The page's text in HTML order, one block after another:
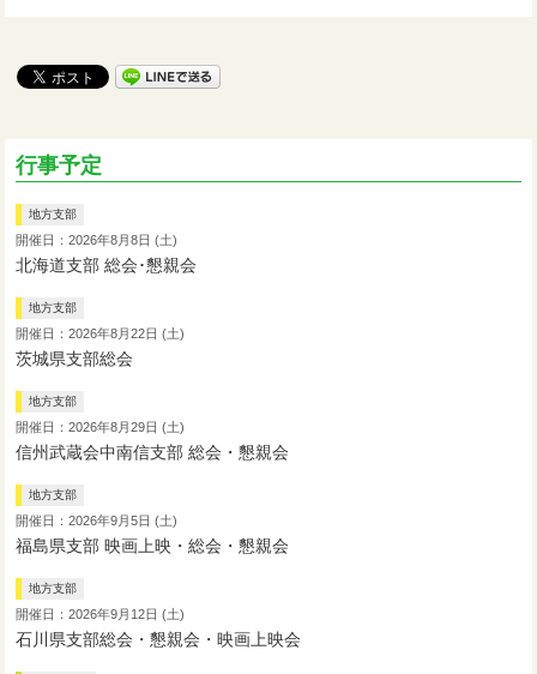
行事予定
地方支部
開催日：2026年8月8日 (土)
北海道支部 総会･懇親会
地方支部
開催日：2026年8月22日 (土)
茨城県支部総会
地方支部
開催日：2026年8月29日 (土)
信州武蔵会中南信支部 総会・懇親会
地方支部
開催日：2026年9月5日 (土)
福島県支部 映画上映・総会・懇親会
地方支部
開催日：2026年9月12日 (土)
石川県支部総会・懇親会・映画上映会